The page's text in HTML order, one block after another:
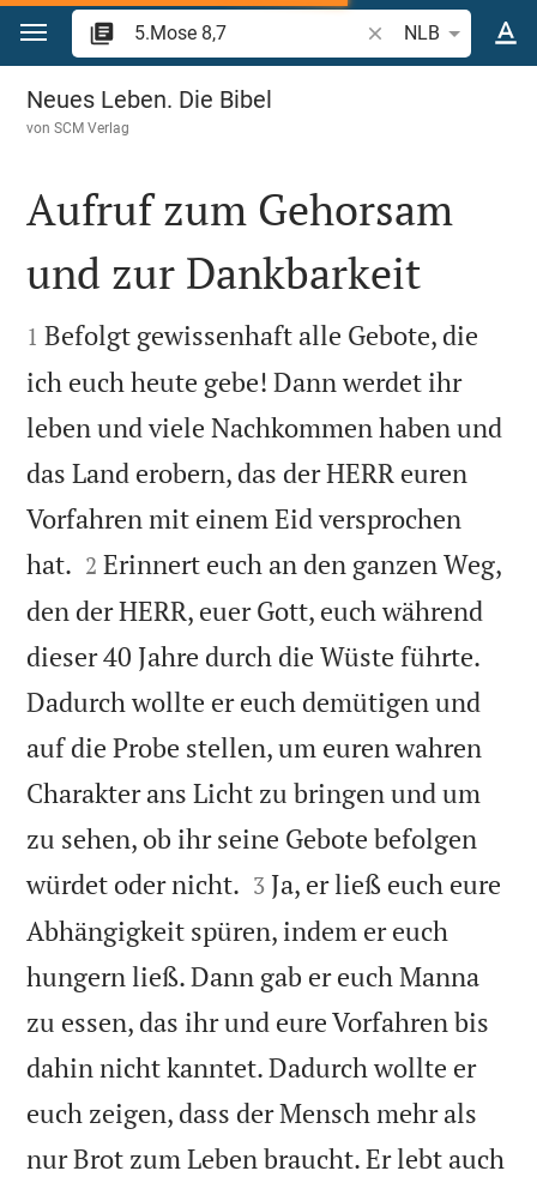
Zum Inhalt springen
Bibelstelle oder
NLB
5.Mose 8
Neues Leben. Die Bibel
vonSCM Verlag

Aufruf zum Gehorsam
und zur Dankbarkeit

1 Befolgt gewissenhaft alle Gebote, die
ich euch heute gebe! Dann werdet ihr
leben und viele Nachkommen haben und
das Land erobern, das der HERR euren
Vorfahren mit einem Eid versprochen
hat. 

2 Erinnert euch an den ganzen Weg,
den der HERR, euer Gott, euch während
dieser 40 Jahre durch die Wüste führte.
Dadurch wollte er euch demütigen und
auf die Probe stellen, um euren wahren
Charakter ans Licht zu bringen und um
zu sehen, ob ihr seine Gebote befolgen
würdet oder nicht. 

3 Ja, er ließ euch eure
Abhängigkeit spüren, indem er euch
hungern ließ. Dann gab er euch Manna
zu essen, das ihr und eure Vorfahren bis
dahin nicht kanntet. Dadurch wollte er
euch zeigen, dass der Mensch mehr als
nur Brot zum Leben braucht. Er lebt auch